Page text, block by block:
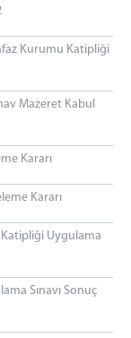
Kurumu Katipliği
Mazeret Kabul
Kararı
Kararı
Uygulama
Sınavı Sonuç